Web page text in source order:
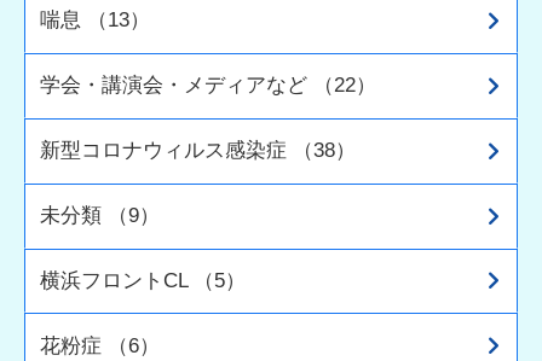
喘息 （13）
学会・講演会・メディアなど （22）
新型コロナウィルス感染症 （38）
未分類 （9）
横浜フロントCL （5）
花粉症 （6）